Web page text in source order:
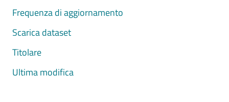
Frequenza di aggiornamento
Scarica dataset
Titolare
Ultima modifica